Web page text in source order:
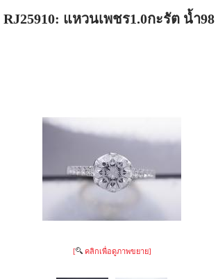
RJ25910: แหวนเพชร1.0กะรัต น้ำ98
[ คลิกเพื่อดูภาพขยาย]